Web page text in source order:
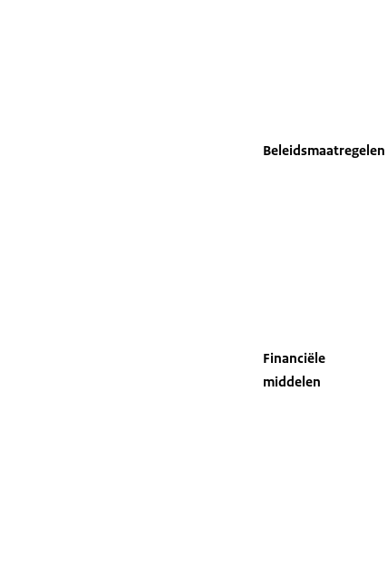
Beleidsmaatregelen
Financiële
middelen